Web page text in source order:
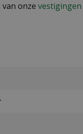
onze vestigingen